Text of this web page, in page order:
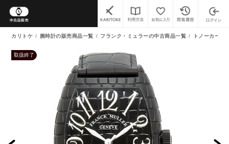
カリトケ 腕時計の販売商品一覧 フランク・ミュラーの中古商品一覧 トノーカーベ
取扱終了